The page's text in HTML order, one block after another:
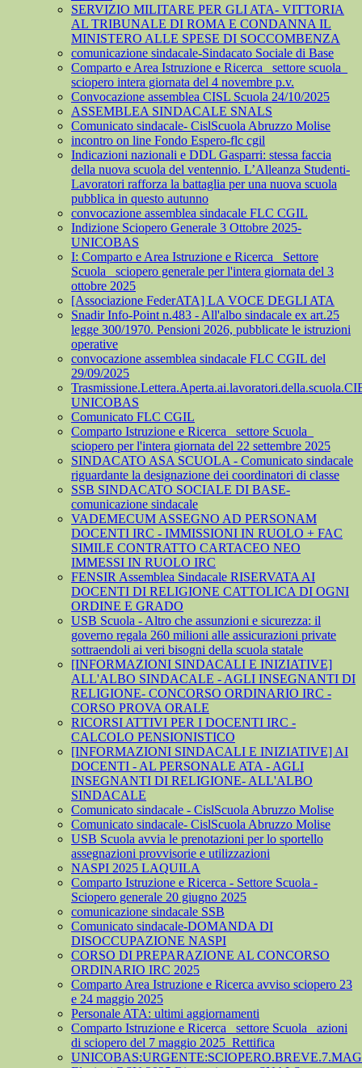
SERVIZIO MILITARE PER GLI ATA- VITTORIA
AL TRIBUNALE DI ROMA E CONDANNA IL
MINISTERO ALLE SPESE DI SOCCOMBENZA
comunicazione sindacale-Sindacato Sociale di Base
Comparto e Area Istruzione e Ricerca_ settore scuola_
sciopero intera giornata del 4 novembre p.v.
Convocazione assemblea CISL Scuola 24/10/2025
ASSEMBLEA SINDACALE SNALS
Comunicato sindacale- CislScuola Abruzzo Molise
incontro on line Fondo Espero-flc cgil
Indicazioni nazionali e DDL Gasparri: stessa faccia
della nuova scuola del ventennio. L’Alleanza Studenti-
Lavoratori rafforza la battaglia per una nuova scuola
pubblica in questo autunno
convocazione assemblea sindacale FLC CGIL
Indizione Sciopero Generale 3 Ottobre 2025-
UNICOBAS
I: Comparto e Area Istruzione e Ricerca_ Settore
Scuola_ sciopero generale per l'intera giornata del 3
ottobre 2025
[Associazione FederATA] LA VOCE DEGLI ATA
Snadir Info-Point n.483 - All'albo sindacale ex art.25
legge 300/1970. Pensioni 2026, pubblicate le istruzioni
operative
convocazione assemblea sindacale FLC CGIL del
29/09/2025
UNICOBAS
Comunicato FLC CGIL
Comparto Istruzione e Ricerca_ settore Scuola_
sciopero per l'intera giornata del 22 settembre 2025
SINDACATO ASA SCUOLA - Comunicato sindacale
riguardante la designazione dei coordinatori di classe
SSB SINDACATO SOCIALE DI BASE-
comunicazione sindacale
VADEMECUM ASSEGNO AD PERSONAM
DOCENTI IRC - IMMISSIONI IN RUOLO + FAC
SIMILE CONTRATTO CARTACEO NEO
IMMESSI IN RUOLO IRC
FENSIR Assemblea Sindacale RISERVATA AI
DOCENTI DI RELIGIONE CATTOLICA DI OGNI
ORDINE E GRADO
USB Scuola - Altro che assunzioni e sicurezza: il
governo regala 260 milioni alle assicurazioni private
sottraendoli ai veri bisogni della scuola statale
[INFORMAZIONI SINDACALI E INIZIATIVE]
ALL'ALBO SINDACALE - AGLI INSEGNANTI DI
RELIGIONE- CONCORSO ORDINARIO IRC -
CORSO PROVA ORALE
RICORSI ATTIVI PER I DOCENTI IRC -
CALCOLO PENSIONISTICO
[INFORMAZIONI SINDACALI E INIZIATIVE] AI
DOCENTI - AL PERSONALE ATA - AGLI
INSEGNANTI DI RELIGIONE- ALL'ALBO
SINDACALE
Comunicato sindacale - CislScuola Abruzzo Molise
Comunicato sindacale- CislScuola Abruzzo Molise
USB Scuola avvia le prenotazioni per lo sportello
assegnazioni provvisorie e utilizzazioni
NASPI 2025 LAQUILA
Comparto Istruzione e Ricerca - Settore Scuola -
Sciopero generale 20 giugno 2025
comunicazione sindacale SSB
Comunicato sindacale-DOMANDA DI
DISOCCUPAZIONE NASPI
CORSO DI PREPARAZIONE AL CONCORSO
ORDINARIO IRC 2025
Comparto Area Istruzione e Ricerca avviso sciopero 23
e 24 maggio 2025
Personale ATA: ultimi aggiornamenti
Comparto Istruzione e Ricerca_ settore Scuola_ azioni
di sciopero del 7 maggio 2025_Rettifica